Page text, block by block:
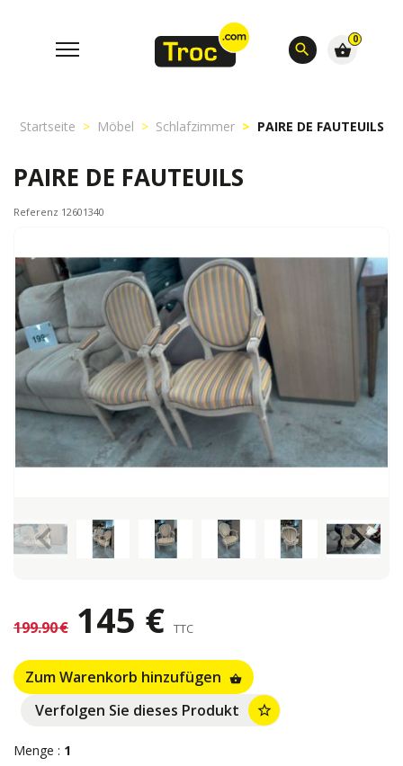
search
0
shopping_basket
Startseite Möbel Schlafzimmer PAIRE DE FAUTEUILS
PAIRE DE FAUTEUILS
Referenz 12601340
keyboard_arrow_left keyboard_arrow_right
199.90 € 145 € TTC
Zum Warenkorb hinzufügen shopping_basket
Verfolgen Sie dieses Produkt star_border
Menge : 1